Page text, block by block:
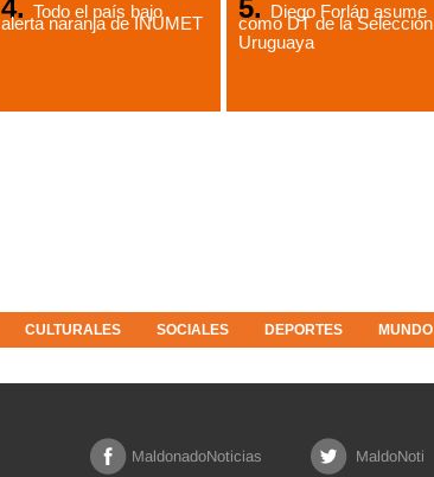
Todo el país bajo
alerta naranja de INUMET
Diego Forlán asume
como DT de la Selección
Uruguaya
CULTURALES SOCIALES DEPORTES MUNDO
MaldonadoNoticias MaldoNoti